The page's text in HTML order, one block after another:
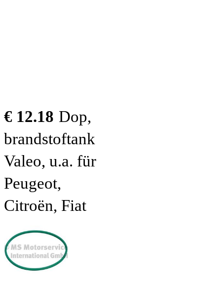
€ 12.18 Dop,
brandstoftank
Valeo, u.a. für
Peugeot,
Citroën, Fiat